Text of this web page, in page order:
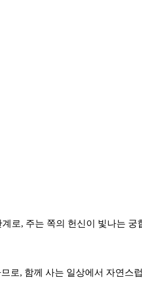
로, 주는 쪽의 헌신이 빛나는 궁
로, 함께 사는 일상에서 자연스